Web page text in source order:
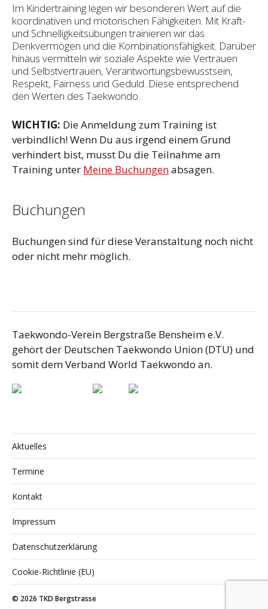
Im Kindertraining legen wir besonderen Wert auf die
koordinativen und motorischen Fähigkeiten. Mit Kraft-
und Schnelligkeitsübungen trainieren wir das
Denkvermögen und die Kombinationsfähigkeit. Darüber
hinaus vermitteln wir soziale Aspekte wie Vertrauen
und Selbst­vertrauen, Verantwortungsbewusstsein,
Respekt, Fairness und Geduld. Diese entsprechend
den Werten des Taekwondo.
WICHTIG: Die Anmeldung zum Training ist
verbindlich! Wenn Du aus irgend einem Grund
verhindert bist, musst Du die Teilnahme am
Training unter Meine Buchungenabsagen.
Buchungen
Buchungen sind für diese Veranstaltung noch nicht
oder nicht mehr möglich.
Taekwondo-Verein Bergstraße Bensheim e.V.
gehört der Deutschen Taekwondo Union (DTU) und
somit dem Verband World Taekwondo an.
Aktuelles
Termine
Kontakt
Impressum
Datenschutzerklärung
Cookie-Richtlinie (EU)
© 2026 TKD Bergstrasse